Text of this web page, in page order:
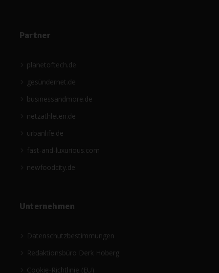
Partner
planetoftech.de
gesündernet.de
businessandmore.de
netzathleten.de
urbanlife.de
fast-and-luxurious.com
newfoodcity.de
Unternehmen
Datenschutzbestimmungen
Redaktionsbüro Derk Hoberg
Cookie-Richtlinie (EU)